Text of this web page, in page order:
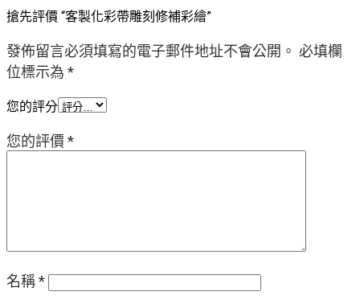
搶先評價 “客製化彩帶雕刻修補彩繪”
發佈留言必須填寫的電子郵件地址不會公開。 必填欄
位標示為 *
您的評分
您的評價 *
名稱*